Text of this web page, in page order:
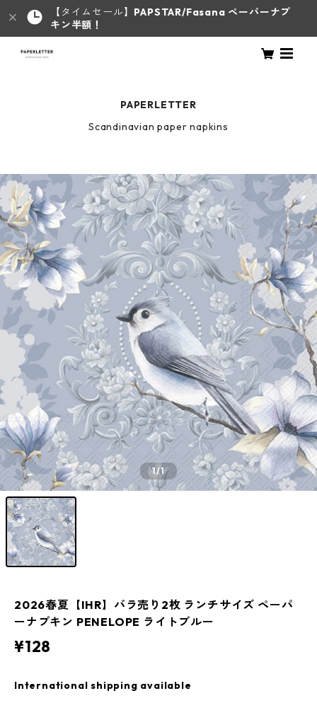
【タイムセール】 PAPSTAR/Fasana ペーパーナプ
キン半額！
PAPERLETTER
Scandinavian paper napkins
1/1
2026春夏【IHR】バラ売り2枚 ランチサイズ ペーパ
ーナプキン PENELOPE ライトブルー
¥128
International shipping available